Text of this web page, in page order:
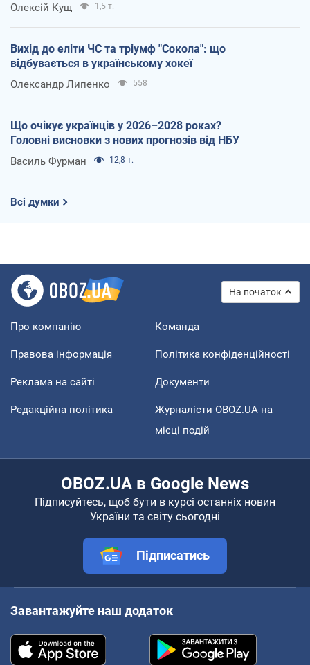
Олексій Кущ 1,5 т.
Вихід до еліти ЧС та тріумф "Сокола": що
відбувається в українському хокеї
Олександр Липенко 558
Що очікує українців у 2026–2028 роках?
Головні висновки з нових прогнозів від НБУ
Василь Фурман 12,8 т.
Всі думки
На початок
Про компанію Команда
Правова інформація Політика конфіденційності
Реклама на сайті Документи
Редакційна політика
Журналісти OBOZ.UA на
місці подій
OBOZ.UA в Google News
Підписуйтесь, щоб бути в курсі останніх новин
України та світу сьогодні
Підписатись
Завантажуйте наш додаток